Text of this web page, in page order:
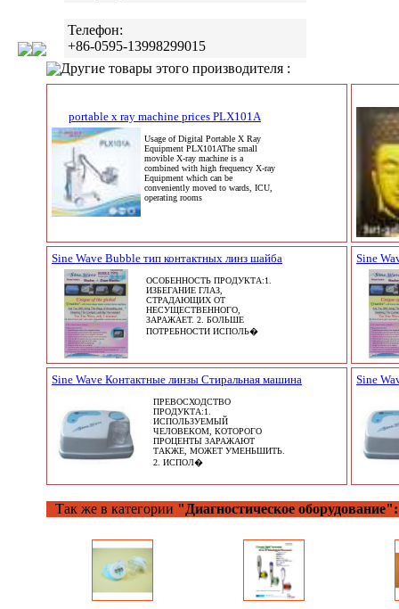
Телефон:
+86-0595-13998299015
Другие товары этого производителя :
portable x ray machine prices PLX101A
Usage of Digital Portable X Ray
Equipment PLX101AThe small
movible X-ray machine is a
combined with high frequency X-ray
Equipment which can be
conveniently moved to wards, ICU,
operating rooms
Sine Wave Bubble тип контактных линз шайба
ОСОБЕННОСТЬ ПРОДУКТА:1.
ИЗБЕГАНИЕ ГЛАЗ,
СТРАДАЮЩИХ ОТ
НЕСУЩЕСТВЕННОГО,
ЗАРАЖАЕТ. 2. БОЛЬШЕ
ПОТРЕБНОСТИ ИСПОЛЬ�
Sine
Sine Wave Контактные линзы Стиральная машина
ПРЕВОСХОДСТВО
ПРОДУКТА:1.
ИСПОЛЬЗУЕМЫЙ
ЧЕЛОВЕКОМ, КОТОРОГО
ПРОЦЕНТЫ ЗАРАЖАЮТ
ТАКЖЕ, МОЖЕТ УМЕНЬШИТЬ.
2. ИСПОЛ�
Sine
Так же в категории "Диагностическое оборудование":